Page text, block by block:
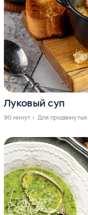
Луковый суп
90 минут Для продвинутых